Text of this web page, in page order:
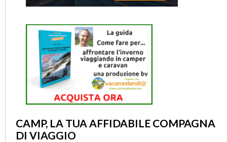
CAMP, LA TUA AFFIDABILE COMPAGNA
DI VIAGGIO